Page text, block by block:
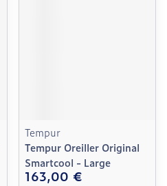
Tempur
Tempur Oreiller Original
Smartcool - Large
163,00 €